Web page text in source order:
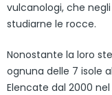
vulcanologi, che
studiarne le rocce.
Nonostante la loro
ognuna delle 7 isole
Elencate dal 2000